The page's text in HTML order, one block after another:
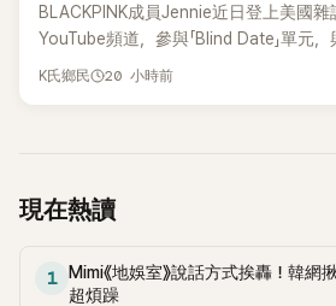
BLACKPINK成員Jennie近日登上美國雜
YouTube頻道，參與「Blind Date」單元
Bennett大聊感情話題，從挑選約會對
K氏鄉民 20 小時前
現在熱讀
1
Mimi《地娛室》說話方式挨轟！韓網
超煩躁